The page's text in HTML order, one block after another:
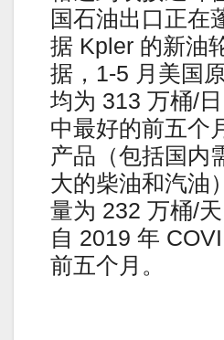
国石油出口正在
据 Kpler 的新油
据，1-5 月美国
均为 313 万桶/
中最好的前五个
产品（包括国内
大的柴油和汽油
量为 232 万桶/
自 2019 年
前五个月。